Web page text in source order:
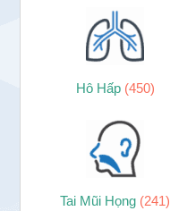
Hô Hấp (450)
Tai Mũi Họng (241)